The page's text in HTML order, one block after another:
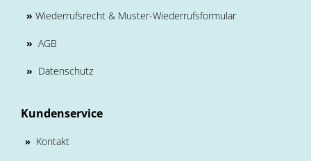
» Wiederrufsrecht & Muster-Wiederrufsformular
» AGB
» Datenschutz
Kundenservice
» Kontakt